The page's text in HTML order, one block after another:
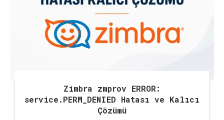
Zimbra zmprov ERROR:
service.PERM_DENIED Hatası ve Kalıcı
Çözümü